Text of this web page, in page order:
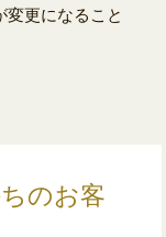
更になること
のお客